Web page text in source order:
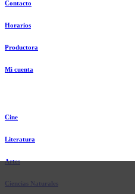
Contacto
Horarios
Productora
Mi cuenta
Cine
Literatura
Artes
Ciencias Naturales